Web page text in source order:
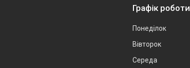
Графік роботи
Понеділок
Вівторок
Середа